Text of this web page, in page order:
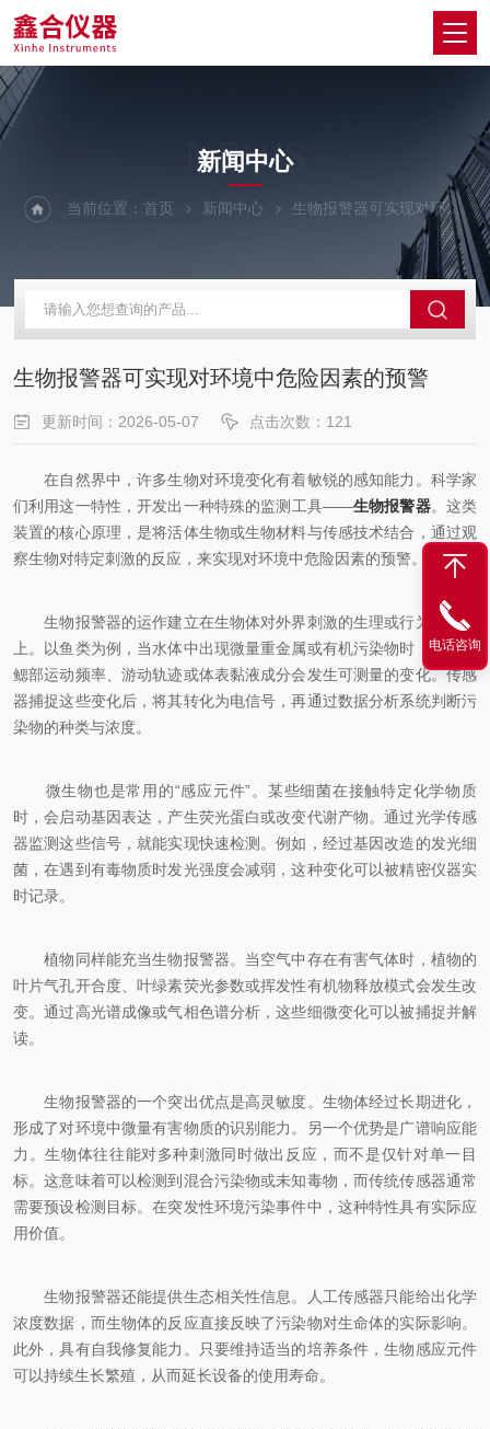
NEWS
新闻中心
当前位置：首页 新闻中心 生物报警器可实现对环境中危险因素的预警
生物报警器可实现对环境中危险因素的预警
更新时间：2026-05-07 点击次数：121
在自然界中，许多生物对环境变化有着敏锐的感知能力。科学家
们利用这一特性，开发出一种特殊的监测工具——生物报警器。这类
装置的核心原理，是将活体生物或生物材料与传感技术结合，通过观
察生物对特定刺激的反应，来实现对环境中危险因素的预警。
生物报警器的运作建立在生物体对外界刺激的生理或行为反应之
上。以鱼类为例，当水体中出现微量重金属或有机污染物时，鱼类的
鳃部运动频率、游动轨迹或体表黏液成分会发生可测量的变化。传感
器捕捉这些变化后，将其转化为电信号，再通过数据分析系统判断污
染物的种类与浓度。
微生物也是常用的“感应元件”。某些细菌在接触特定化学物质
时，会启动基因表达，产生荧光蛋白或改变代谢产物。通过光学传感
器监测这些信号，就能实现快速检测。例如，经过基因改造的发光细
菌，在遇到有毒物质时发光强度会减弱，这种变化可以被精密仪器实
时记录。
植物同样能充当生物报警器。当空气中存在有害气体时，植物的
叶片气孔开合度、叶绿素荧光参数或挥发性有机物释放模式会发生改
变。通过高光谱成像或气相色谱分析，这些细微变化可以被捕捉并解
读。
生物报警器的一个突出优点是高灵敏度。生物体经过长期进化，
形成了对环境中微量有害物质的识别能力。另一个优势是广谱响应能
力。生物体往往能对多种刺激同时做出反应，而不是仅针对单一目
标。这意味着可以检测到混合污染物或未知毒物，而传统传感器通常
需要预设检测目标。在突发性环境污染事件中，这种特性具有实际应
用价值。
生物报警器还能提供生态相关性信息。人工传感器只能给出化学
浓度数据，而生物体的反应直接反映了污染物对生命体的实际影响。
此外，具有自我修复能力。只要维持适当的培养条件，生物感应元件
可以持续生长繁殖，从而延长设备的使用寿命。
电话咨询